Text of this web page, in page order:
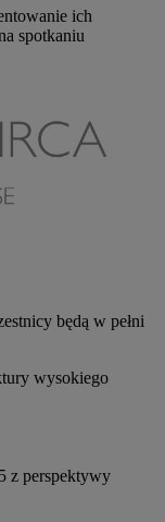
ich
spotkaniu
będą w pełni
wysokiego
z perspektywy